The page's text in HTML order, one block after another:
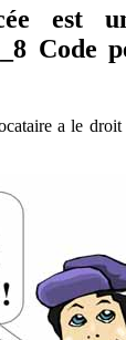
est
Code
a le droit